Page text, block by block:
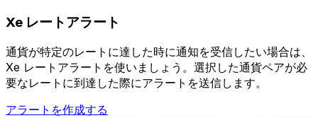
Xe レートアラート
通貨が特定のレートに達した時に通知を受信したい場合は、
Xe レートアラートを使いましょう。選択した通貨ペアが必
要なレートに到達した際にアラートを送信します。
アラートを作成する